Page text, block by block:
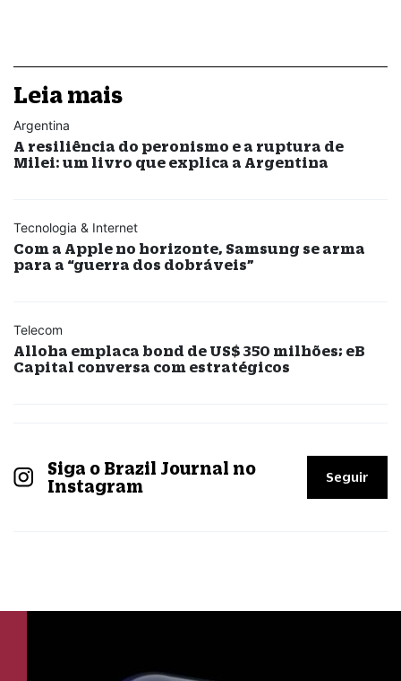
Leia mais
Argentina
A resiliência do peronismo e a ruptura de
Milei: um livro que explica a Argentina
Tecnologia & Internet
Com a Apple no horizonte, Samsung se arma
para a “guerra dos dobráveis”
Telecom
Alloha emplaca bond de US$ 350 milhões; eB
Capital conversa com estratégicos
Siga o Brazil Journal no
Instagram
Seguir